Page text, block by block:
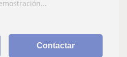
Contactar